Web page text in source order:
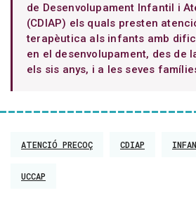
de Desenvolupament Infantil i
(CDIAP) els quals presten
terapèutica als infants amb
en el desenvolupament, des de
els sis anys, i a les seves
ATENCIÓ PRECOÇ CDIAP
UCCAP